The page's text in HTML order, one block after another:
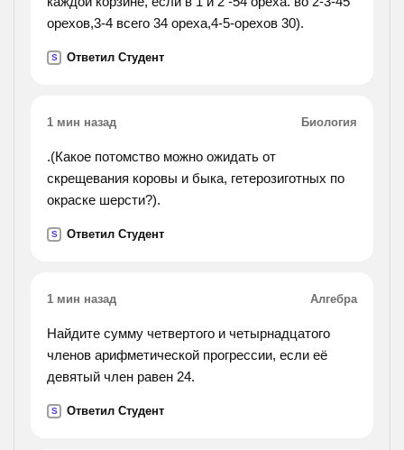
орехов,3-4 всего 34 ореха,4-5-орехов 30).
S Ответил Студент
1 мин назад Биология
.(Какое потомство можно ожидать от
скрещевания коровы и быка, гетерозиготных по
окраске шерсти?).
S Ответил Студент
1 мин назад Алгебра
Найдите сумму четвертого и четырнадцатого
членов арифметической прогрессии, если её
девятый член равен 24.
S Ответил Студент